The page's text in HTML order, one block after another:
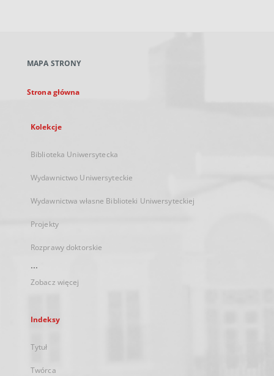
karcie
MAPA STRONY
Strona główna
Kolekcje
Biblioteka Uniwersytecka
Wydawnictwo Uniwersyteckie
Wydawnictwa własne Biblioteki Uniwersyteckiej
Projekty
Rozprawy doktorskie
...
Zobacz więcej
Indeksy
Tytuł
Twórca